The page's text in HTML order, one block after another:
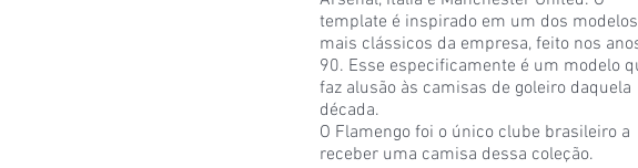
template é inspirado em um dos modelos
mais clássicos da empresa, feito nos
90. Esse especificamente é um modelo
faz alusão às camisas de goleiro daquela
década.
O Flamengo foi o único clube brasileiro a
receber uma camisa dessa coleção.